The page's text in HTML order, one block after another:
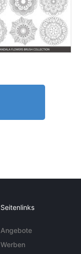
Seitenlinks
Angebote
Werben